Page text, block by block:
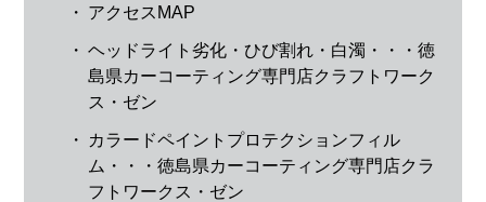
・ アクセスMAP
・ ヘッドライト劣化・ひび割れ・白濁・・・徳
島県カーコーティング専門店クラフトワーク
ス・ゼン
・
カラードペイントプロテクションフィル
ム・・・徳島県カーコーティング専門店クラ
フトワークス・ゼン